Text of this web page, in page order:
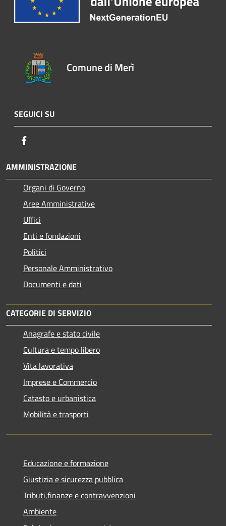
Comune di Merì
SEGUICI SU
AMMINISTRAZIONE
Organi di Governo
Aree Amministrative
Uffici
Enti e fondazioni
Politici
Personale Amministrativo
Documenti e dati
CATEGORIE DI SERVIZIO
Anagrafe e stato civile
Cultura e tempo libero
Vita lavorativa
Imprese e Commercio
Catasto e urbanistica
Mobilità e trasporti
Educazione e formazione
Giustizia e sicurezza pubblica
Tributi,finanze e contravvenzioni
Ambiente